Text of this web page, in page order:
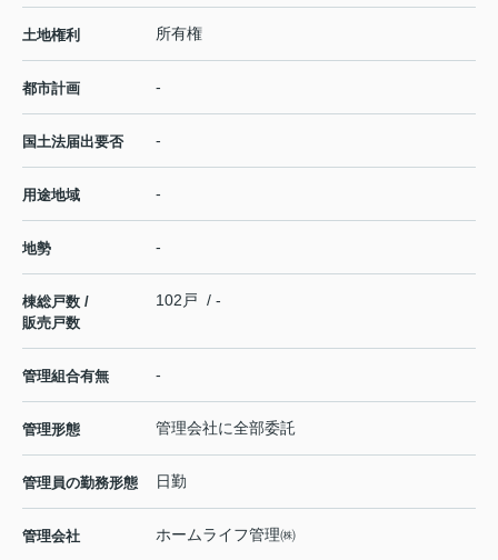
土地権利 所有権
都市計画 -
国土法届出要否 -
用途地域 -
地勢 -
棟総戸数 /
販売戸数
102戸 / -
管理組合有無 -
管理形態 管理会社に全部委託
管理員の勤務形態 日勤
管理会社 ホームライフ管理㈱